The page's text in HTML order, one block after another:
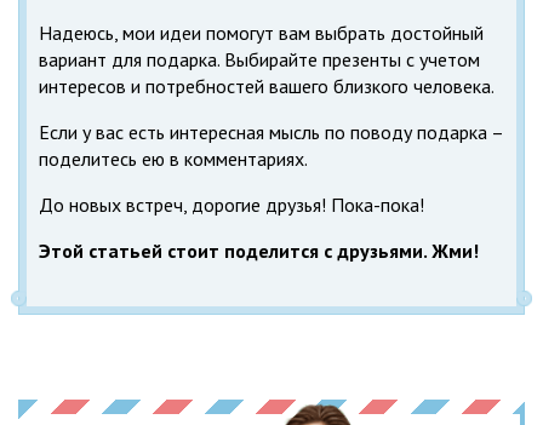
Надеюсь, мои идеи помогут вам выбрать достойный
вариант для подарка. Выбирайте презенты с учетом
интересов и потребностей вашего близкого человека.
Если у вас есть интересная мысль по поводу подарка –
поделитесь ею в комментариях.
До новых встреч, дорогие друзья! Пока-пока!
Этой статьей стоит поделится с друзьями. Жми!